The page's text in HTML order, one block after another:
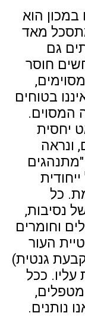
הוא
מאד
גם
חוסר
בטוחים
המסוים.
יחסית
ונראה
כל
נסיבות,
וחומרים
העור
גנטית)
עליו. ככל
מטפלים,
נותנים.